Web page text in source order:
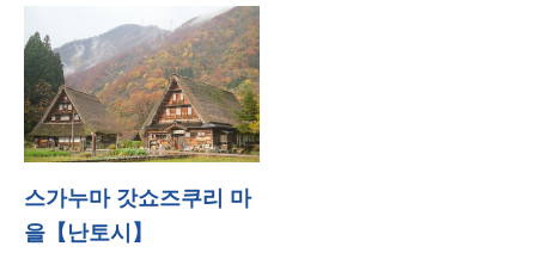
스가누마 갓쇼즈쿠리 마
을【난토시】